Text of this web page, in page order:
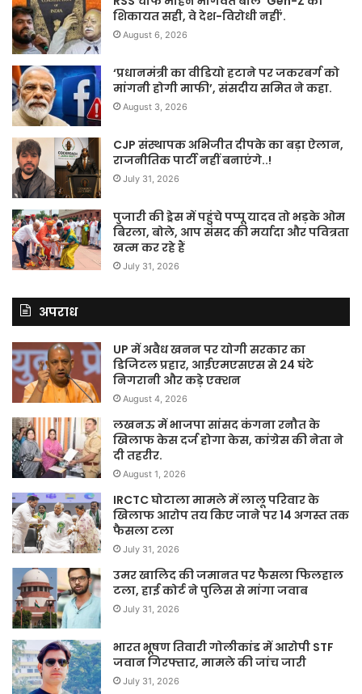
शिकायत सही, वे देश-विरोधी नहीं’.
August 6, 2026
‘प्रधानमंत्री का वीडियो हटाने पर जकरबर्ग को
मांगनी होगी माफी’, संसदीय समित ने कहा.
August 3, 2026
CJP संस्थापक अभिजीत दीपके का बड़ा ऐलान,
राजनीतिक पार्टी नहीं बनाएंगे..!
July 31, 2026
पुजारी की ड्रेस में पहुंचे पप्पू यादव तो भड़के ओम
बिरला, बोले, आप संसद की मर्यादा और पवित्रता
खत्म कर रहे हैं
July 31, 2026
अपराध
UP में अवैध खनन पर योगी सरकार का
डिजिटल प्रहार, आईएमएसएस से 24 घंटे
निगरानी और कड़े एक्शन
August 4, 2026
लखनऊ में भाजपा सांसद कंगना रनौत के
खिलाफ केस दर्ज होगा केस, कांग्रेस की नेता ने
दी तहरीर.
August 1, 2026
IRCTC घोटाला मामले में लालू परिवार के
खिलाफ आरोप तय किए जाने पर 14 अगस्त तक
फैसला टला
July 31, 2026
उमर खालिद की जमानत पर फैसला फिलहाल
टला, हाई कोर्ट ने पुलिस से मांगा जवाब
July 31, 2026
भारत भूषण तिवारी गोलीकांड में आरोपी STF
जवान गिरफ्तार, मामले की जांच जारी
July 31, 2026